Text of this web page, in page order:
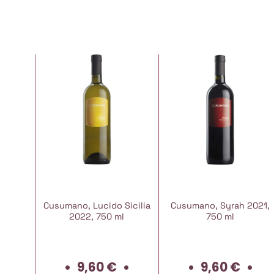
Cusumano, Lucido Sicilia
2022, 750 ml
9,60€
Cusumano, Syrah 2021,
750 ml
9,60€